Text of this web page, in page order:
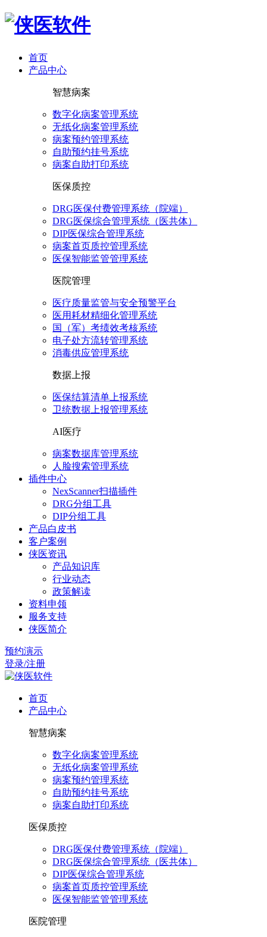
首页
产品中心
智慧病案
数字化病案管理系统
无纸化病案管理系统
病案预约管理系统
自助预约挂号系统
病案自助打印系统
医保质控
DRG医保付费管理系统（院端）
DRG医保综合管理系统（医共体）
DIP医保综合管理系统
病案首页质控管理系统
医保智能监管管理系统
医院管理
医疗质量监管与安全预警平台
医用耗材精细化管理系统
国（军）考绩效考核系统
电子处方流转管理系统
消毒供应管理系统
数据上报
医保结算清单上报系统
卫统数据上报管理系统
AI医疗
病案数据库管理系统
人脸搜索管理系统
插件中心
NexScanner扫描插件
DRG分组工具
DIP分组工具
产品白皮书
客户案例
侠医资讯
产品知识库
行业动态
政策解读
资料申领
服务支持
侠医简介
预约演示
登录/注册
首页
产品中心
智慧病案
数字化病案管理系统
无纸化病案管理系统
病案预约管理系统
自助预约挂号系统
病案自助打印系统
医保质控
DRG医保付费管理系统（院端）
DRG医保综合管理系统（医共体）
DIP医保综合管理系统
病案首页质控管理系统
医保智能监管管理系统
医院管理